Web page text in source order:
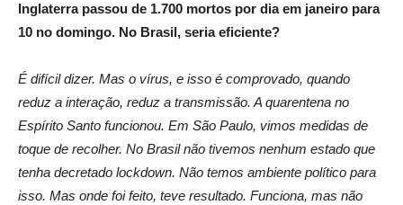
Inglaterra passou de 1.700 mortos por dia em janeiro para
10 no domingo. No Brasil, seria eficiente?
É difícil dizer. Mas o vírus, e isso é comprovado, quando
reduz a interação, reduz a transmissão. A quarentena no
Espírito Santo funcionou. Em São Paulo, vimos medidas de
toque de recolher. No Brasil não tivemos nenhum estado que
tenha decretado lockdown. Não temos ambiente político para
isso. Mas onde foi feito, teve resultado. Funciona, mas não